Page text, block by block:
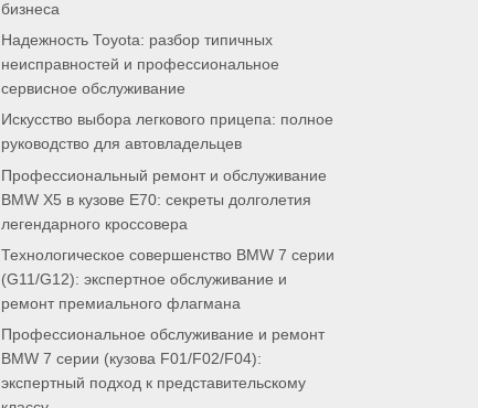
бизнеса
Надежность Toyota: разбор типичных
неисправностей и профессиональное
сервисное обслуживание
Искусство выбора легкового прицепа: полное
руководство для автовладельцев
Профессиональный ремонт и обслуживание
BMW X5 в кузове E70: секреты долголетия
легендарного кроссовера
Технологическое совершенство BMW 7 серии
(G11/G12): экспертное обслуживание и
ремонт премиального флагмана
Профессиональное обслуживание и ремонт
BMW 7 серии (кузова F01/F02/F04):
экспертный подход к представительскому